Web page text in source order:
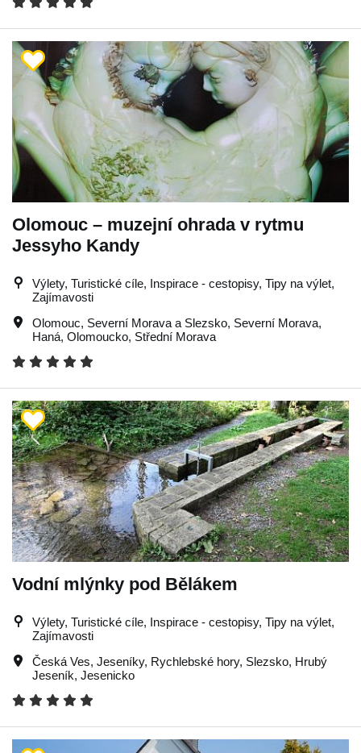
Olomouc – muzejní ohrada v rytmu
Jessyho Kandy
Výlety, Turistické cíle, Inspirace - cestopisy, Tipy na výlet,
Zajímavosti
Olomouc, Severní Morava a Slezsko, Severní Morava,
Haná, Olomoucko, Střední Morava
Vodní mlýnky pod Bělákem
Výlety, Turistické cíle, Inspirace - cestopisy, Tipy na výlet,
Zajímavosti
Česká Ves, Jeseníky, Rychlebské hory, Slezsko, Hrubý
Jeseník, Jesenicko